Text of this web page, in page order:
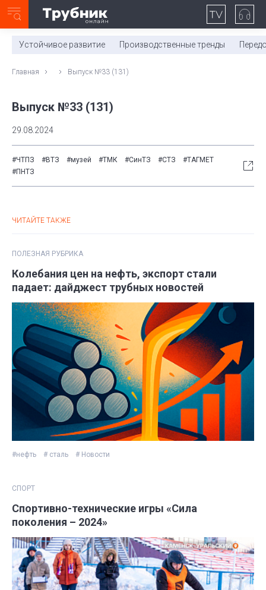
0:00/ 11:03
Устойчивое развитие Производственные тренды
Главная Выпуск №33 (131)
Выпуск №33 (131)
29.08.2024
#ЧТПЗ #ВТЗ #музей #ТМК #СинТЗ #СТЗ
#ТАГМЕТ
#ПНТЗ
ЧИТАЙТЕ ТАКЖЕ
ПОЛЕЗНАЯ РУБРИКА
Колебания цен на нефть, экспорт стали
падает: дайджест трубных новостей
#нефть # сталь # Новости
СПОРТ
Спортивно-технические игры «Сила
поколения – 2024»